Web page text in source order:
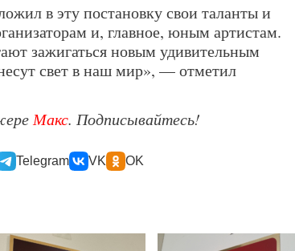
в эту постановку свои таланты и
и, главное, юным артистам.
зажигаться новым удивительным
свет в наш мир», — отметил
Макс. Подписывайтесь!
Telegram VK OK